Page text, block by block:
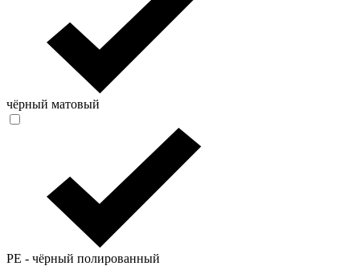
чёрный матовый
PE - чёрный полированный